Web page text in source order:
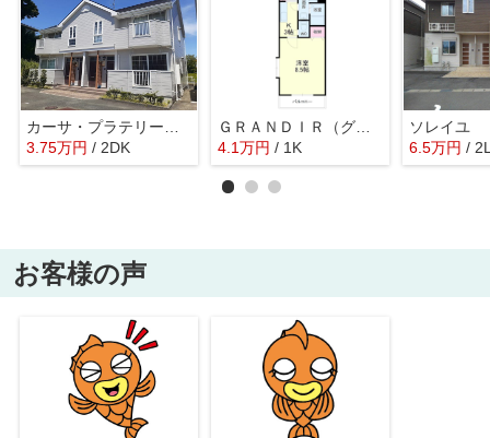
3.75万円 / 2DK
ＧＲＡＮＤＩＲ（グランディア）
4.1万円 / 1K
ソレイユ
6.5万円 /
お客様の声